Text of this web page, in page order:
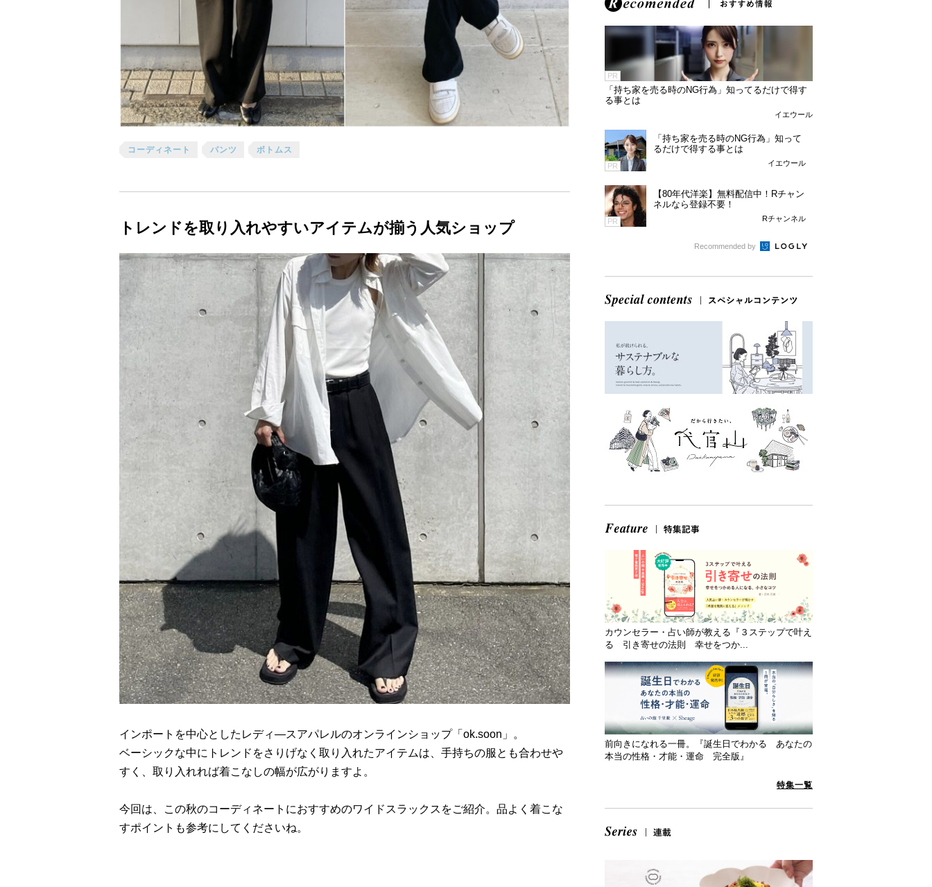
コーディネート パンツ ボトムス
トレンドを取り入れやすいアイテムが揃う人気ショップ
インポートを中心としたレディ―スアパレルのオンラインショップ「ok.soon」。
ベーシックな中にトレンドをさりげなく取り入れたアイテムは、手持ちの服とも合わせや
すく、取り入れれば着こなしの幅が広がりますよ。
今回は、この秋のコーディネートにおすすめのワイドスラックスをご紹介。品よく着こな
すポイントも参考にしてくださいね。
PR
「持ち家を売る時のNG行為」知ってるだけで得す
る事とは
イエウール
PR
「持ち家を売る時のNG行為」知って
るだけで得する事とは
イエウール
PR
【80年代洋楽】無料配信中！Rチャン
ネルなら登録不要！
Rチャンネル
Recommended by
カウンセラー・占い師が教える『３ステップで叶え
る 引き寄せの法則 幸せをつか...
前向きになれる一冊。『誕生日でわかる あなたの
本当の性格・才能・運命 完全版』
特集一覧